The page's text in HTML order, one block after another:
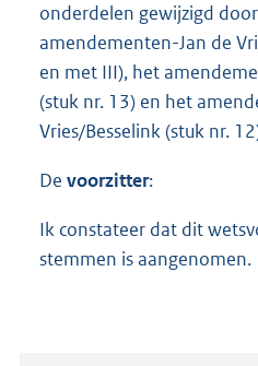
onderdelen gewijzigd
amendementen-Jan de
en met III), het
(stuk nr. 13) en het
Vries/Besselink (stuk nr.
De voorzitter:
Ik constateer dat dit
stemmen is aangenomen.